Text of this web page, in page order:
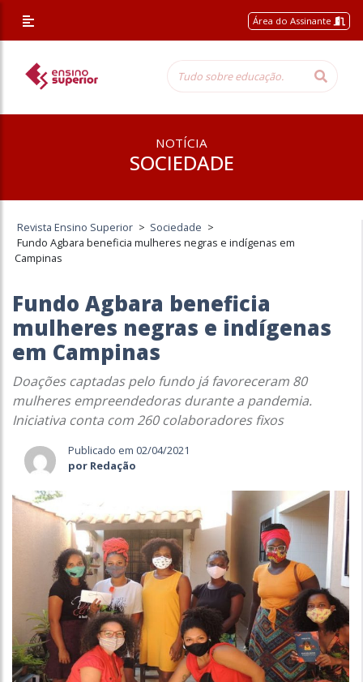
Área do Assinante
NOTÍCIA
SOCIEDADE
Revista Ensino Superior > Sociedade >
Fundo Agbara beneficia mulheres negras e indígenas em
Campinas
Fundo Agbara beneficia
mulheres negras e indígenas
em Campinas
Doações captadas pelo fundo já favoreceram 80
mulheres empreendedoras durante a pandemia.
Iniciativa conta com 260 colaboradores fixos
Publicado em 02/04/2021
por Redação